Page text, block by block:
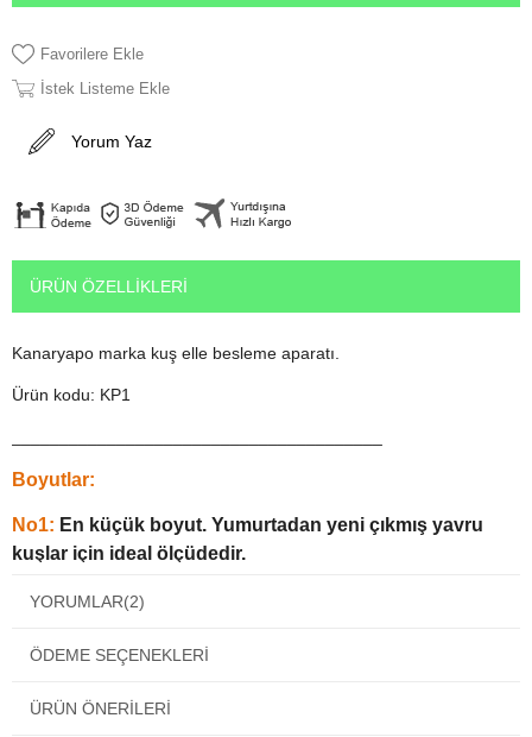
Favorilere Ekle
İstek Listeme Ekle
Yorum Yaz
ÜRÜN ÖZELLIKLERI
Kanaryapo marka kuş elle besleme aparatı.
Ürün kodu: KP1
Boyutlar:
No1: En küçük boyut. Yumurtadan yeni çıkmış yavru
kuşlar için ideal ölçüdedir.
No:2:Bir haftalık yavrular için tasarlanmıştır.
No3: Muhabbet kuşu ve Papaanlar için daha uygundur.
YORUMLAR(2)
ÖDEME SEÇENEKLERI
ÜRÜN ÖNERILERI